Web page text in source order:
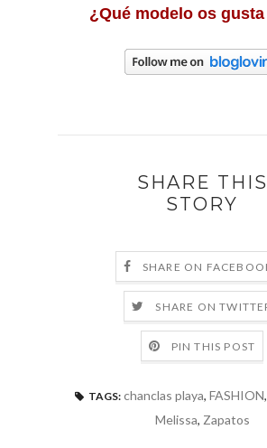
¿Qué modelo os
SHARE THIS
STORY
SHARE ON
SHARE ON
PIN THIS POST
TAGS: chanclas playa, FASHION,
Melissa, Zapatos